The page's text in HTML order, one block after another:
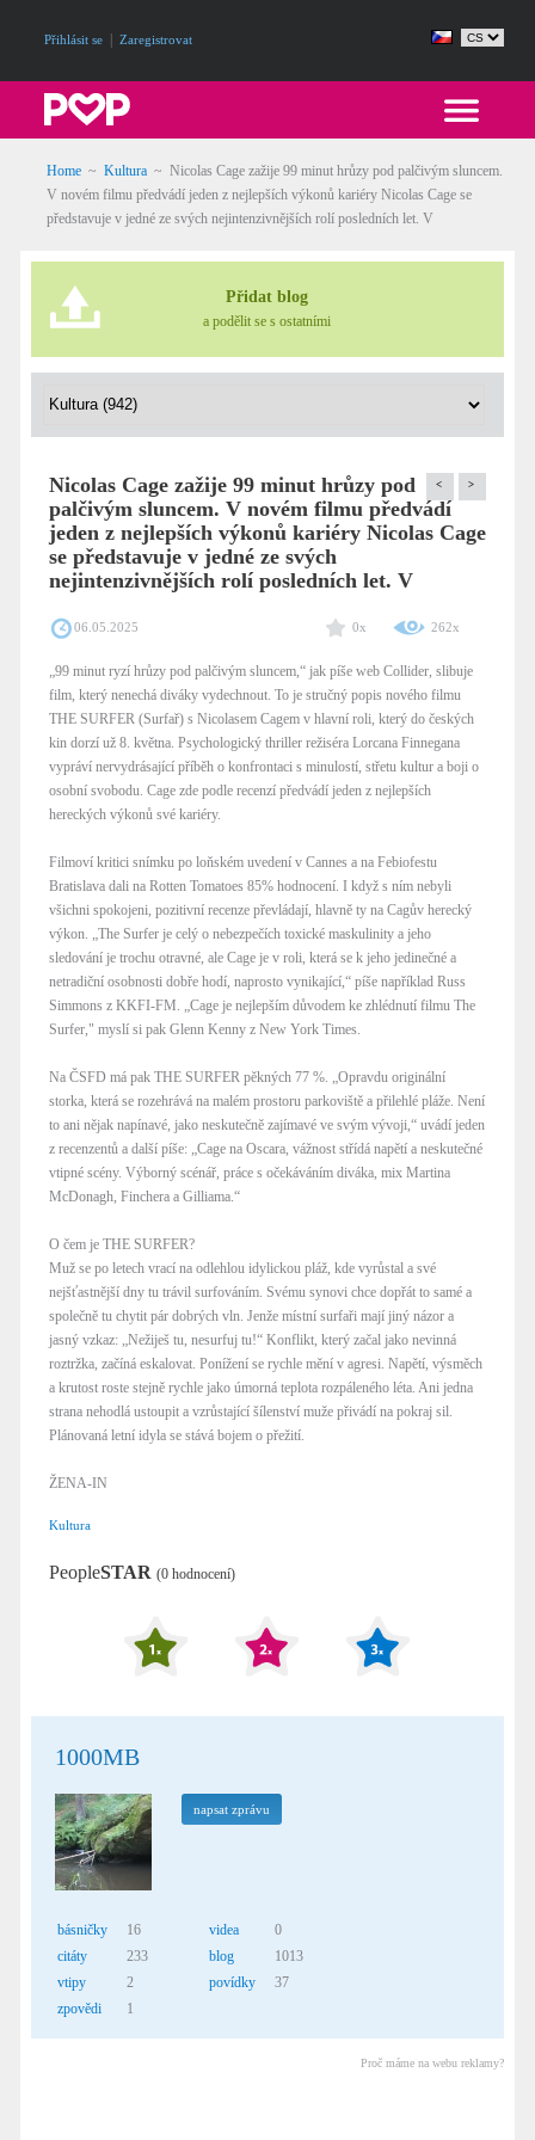
Přihlásit se Zaregistrovat
Home ~ Kultura ~ Nicolas Cage zažije 99 minut hrůzy pod palčivým sluncem.
V novém filmu předvádí jeden z nejlepších výkonů kariéry Nicolas Cage se
představuje v jedné ze svých nejintenzivnějších rolí posledních let. V
Přidat blog
a podělit se s ostatními
Nicolas Cage zažije 99 minut hrůzy pod
palčivým sluncem. V novém filmu předvádí
jeden z nejlepších výkonů kariéry Nicolas Cage
se představuje v jedné ze svých
nejintenzivnějších rolí posledních let. V
< >
06.05.2025 0x 262x
„99 minut ryzí hrůzy pod palčivým sluncem,“ jak píše web Collider, slibuje
film, který nenechá diváky vydechnout. To je stručný popis nového filmu
THE SURFER (Surfař) s Nicolasem Cagem v hlavní roli, který do českých
kin dorzí už 8. května. Psychologický thriller režiséra Lorcana Finnegana
vypráví nervydrásající příběh o konfrontaci s minulostí, střetu kultur a boji o
osobní svobodu. Cage zde podle recenzí předvádí jeden z nejlepších
hereckých výkonů své kariéry.
Filmoví kritici snímku po loňském uvedení v Cannes a na Febiofestu
Bratislava dali na Rotten Tomatoes 85% hodnocení. I když s ním nebyli
všichni spokojeni, pozitivní recenze převládají, hlavně ty na Cagův herecký
výkon. „The Surfer je celý o nebezpečích toxické maskulinity a jeho
sledování je trochu otravné, ale Cage je v roli, která se k jeho jedinečné a
netradiční osobnosti dobře hodí, naprosto vynikající,“ píše například Russ
Simmons z KKFI-FM. „Cage je nejlepším důvodem ke zhlédnutí filmu The
Surfer," myslí si pak Glenn Kenny z New York Times.
Na ČSFD má pak THE SURFER pěkných 77 %. „Opravdu originální
storka, která se rozehrává na malém prostoru parkoviště a přilehlé pláže. Není
to ani nějak napínavé, jako neskutečně zajímavé ve svým vývoji,“ uvádí jeden
z recenzentů a další píše: „Cage na Oscara, vážnost střídá napětí a neskutečné
vtipné scény. Výborný scénář, práce s očekáváním diváka, mix Martina
McDonagh, Finchera a Gilliama.“
O čem je THE SURFER?
Muž se po letech vrací na odlehlou idylickou pláž, kde vyrůstal a své
nejšťastnější dny tu trávil surfováním. Svému synovi chce dopřát to samé a
společně tu chytit pár dobrých vln. Jenže místní surfaři mají jiný názor a
jasný vzkaz: „Nežiješ tu, nesurfuj tu!“ Konflikt, který začal jako nevinná
roztržka, začíná eskalovat. Ponížení se rychle mění v agresi. Napětí, výsměch
a krutost roste stejně rychle jako úmorná teplota rozpáleného léta. Ani jedna
strana nehodlá ustoupit a vzrůstající šílenství muže přivádí na pokraj sil.
Plánovaná letní idyla se stává bojem o přežití.
ŽENA-IN
Kultura
PeopleSTAR (0 hodnocení)
1000MB
napsat zprávu
básničky
16
citáty
233
vtipy
2
zpovědi
1
videa
0
blog
1013
povídky
37
Proč máme na webu reklamy?